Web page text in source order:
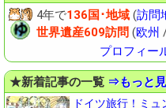
4年で136国･地域 (訪問
世界遺産609訪問 (欧州
プロフィー
★新着記事の一覧 ⇒もっと
ドイツ旅行！ミ